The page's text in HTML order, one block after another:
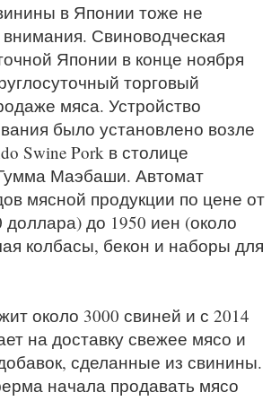
в Японии тоже не
Свиноводческая
Японии в конце ноября
торговый
мяса. Устройство
было установлено возле
Swine Pork в столице
Маэбаши. Автомат
мясной продукции по цене от
доллара) до 1950 иен (около
колбасы, бекон и наборы для
около 3000 свиней и с 2014
на доставку свежее мясо и
сделанные из свинины.
начала продавать мясо